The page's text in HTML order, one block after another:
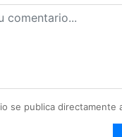
se publica directamente